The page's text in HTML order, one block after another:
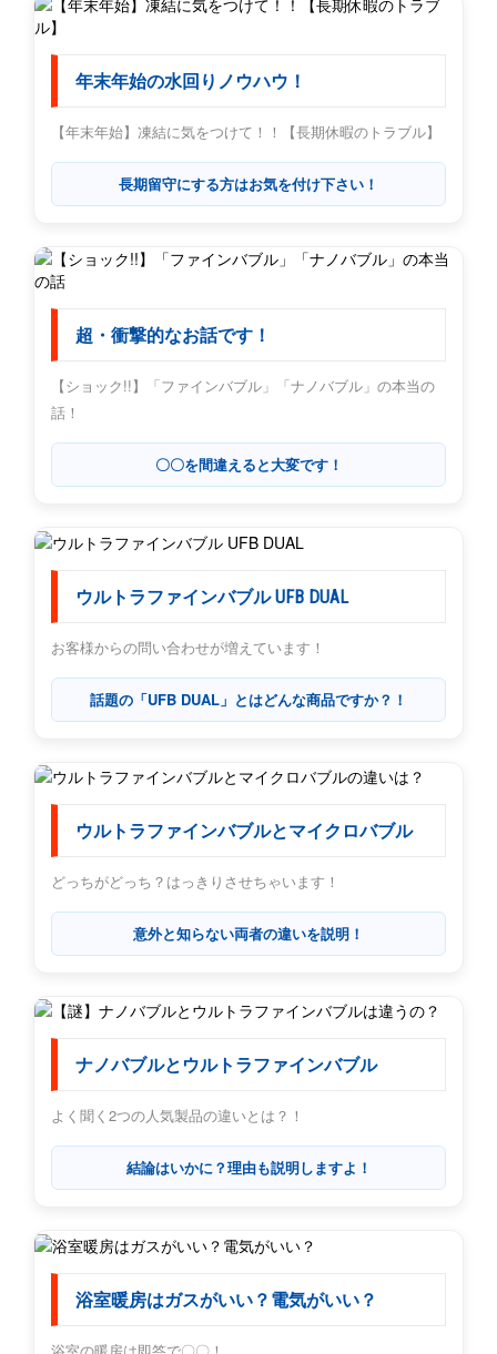
年末年始の水回りノウハウ！
【年末年始】凍結に気をつけて！！【長期休暇のトラブル】
長期留守にする方はお気を付け下さい！
超・衝撃的なお話です！
【ショック!!】「ファインバブル」「ナノバブル」の本当の
話！
〇〇を間違えると大変です！
ウルトラファインバブル UFB DUAL
お客様からの問い合わせが増えています！
話題の「UFB DUAL」とはどんな商品ですか？！
ウルトラファインバブルとマイクロバブル
どっちがどっち？はっきりさせちゃいます！
意外と知らない両者の違いを説明！
ナノバブルとウルトラファインバブル
よく聞く2つの人気製品の違いとは？！
結論はいかに？理由も説明しますよ！
浴室暖房はガスがいい？電気がいい？